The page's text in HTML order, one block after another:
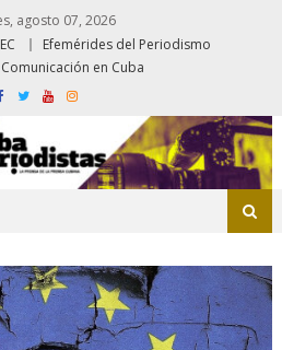
agosto 07, 2026
Efemérides del Periodismo
en Cuba